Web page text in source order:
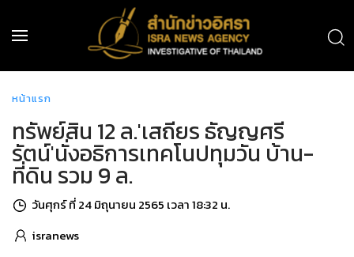
หน้าแรก
ทรัพย์สิน 12 ล.'เสถียร ธัญญศรี
รัตน์'นั่งอธิการเทคโนปทุมวัน บ้าน-
ที่ดิน รวม 9 ล.
วันศุกร์ ที่ 24 มิถุนายน 2565 เวลา 18:32 น.
isranews